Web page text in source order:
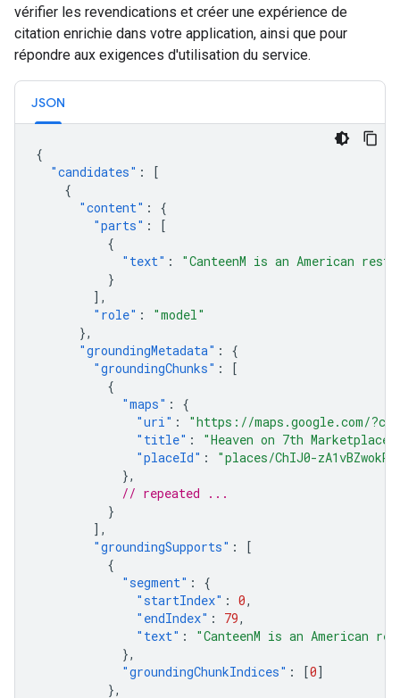
vérifier les revendications et créer une expérience de
citation enrichie dans votre application, ainsi que pour
répondre aux exigences d'utilisation du service.
JSON
{
"candidates" :
[
{
"content" :
{
"parts" :
[
{
"text" :
"CanteenM is an American
}
],
"role" :
"model"
},
"groundingMetadata" :
{
"groundingChunks" :
[
{
"maps" :
{
"uri" :
"https://maps.google.com/
"title" : "Heaven on 7th Marketplace"
"placeId" :
"places/ChIJ0-
},
// repeated ...
}
],
"groundingSupports" :
[
{
"segment" :
{
"startIndex" : 0,
"endIndex" : 79,
"text" :
"CanteenM is an American
},
"groundingChunkIndices" : [0]
},